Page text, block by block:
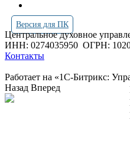
Версия для ПК
Центральное духовное
ИНН: 0274035950 ОГРН:
Контакты
Работает на «1С-Битрикс:
Назад Вперед